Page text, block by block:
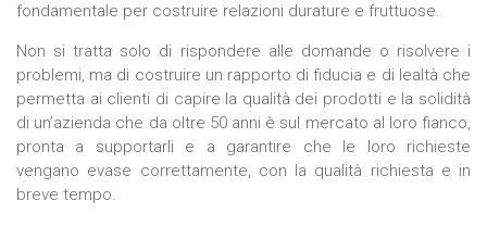
fondamentale per costruire relazioni durature e fruttuose.
Non si tratta solo di rispondere alle domande o risolvere i
problemi, ma di costruire un rapporto di fiducia e di lealtà che
permetta ai clienti di capire la qualità dei prodotti e la solidità
di un’azienda che da oltre 50 anni è sul mercato al loro fianco,
pronta a supportarli e a garantire che le loro richieste
vengano evase correttamente, con la qualità richiesta e in
breve tempo.